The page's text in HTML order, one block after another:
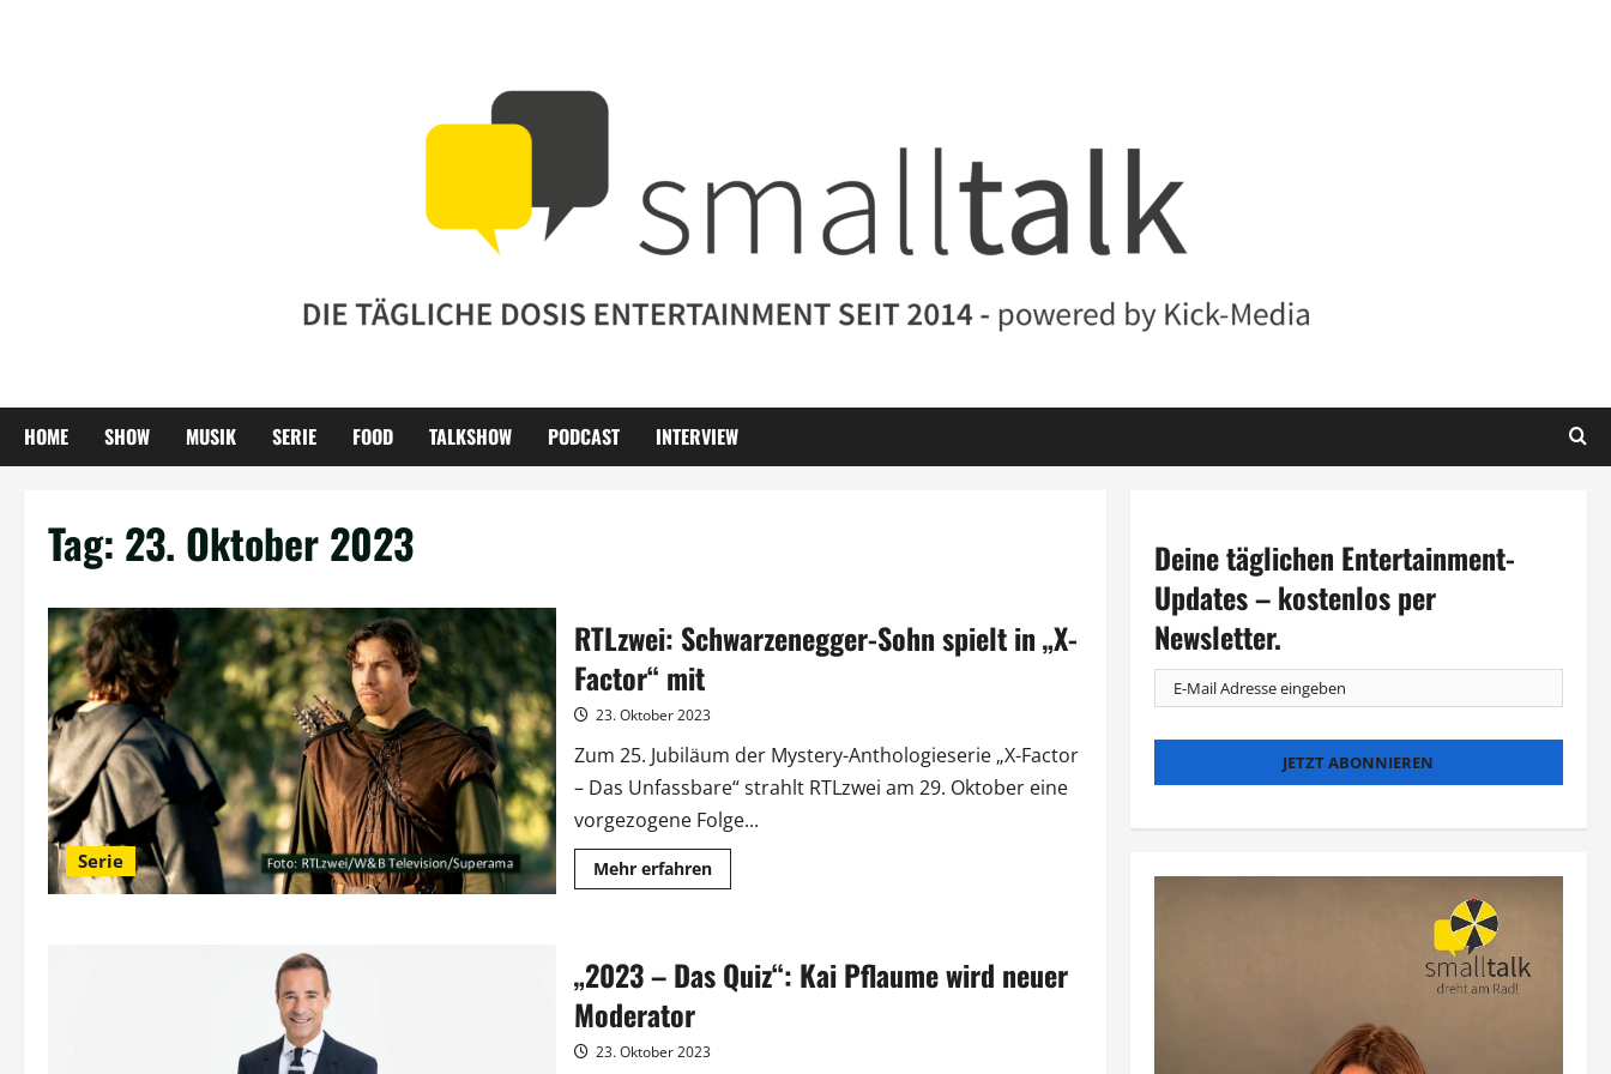
HOME SHOW MUSIK SERIE FOOD TALKSHOW PODCAST INTERVIEW
Tag: 23. Oktober 2023
Serie
RTLzwei: Schwarzenegger-Sohn spielt in „X-
Factor“ mit
23. Oktober 2023
Zum 25. Jubiläum der Mystery-Anthologieserie „X-Factor
– Das Unfassbare“ strahlt RTLzwei am 29. Oktober eine
vorgezogene Folge...
Mehr erfahrenMehr
Informationen
spielt
in
„2023 – Das Quiz“: Kai Pflaume wird neuer
Moderator
23. Oktober 2023
Deine täglichen Entertainment-
Updates – kostenlos per
Newsletter.